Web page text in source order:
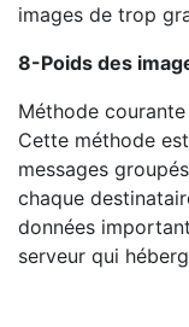
images de trop
8-Poids des
Méthode
Cette méthode
messages
chaque
données
serveur qui